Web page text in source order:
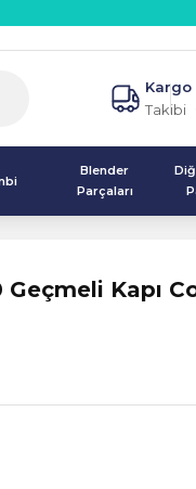
Kargo
Takibi
Blender
Parçaları
Kapı